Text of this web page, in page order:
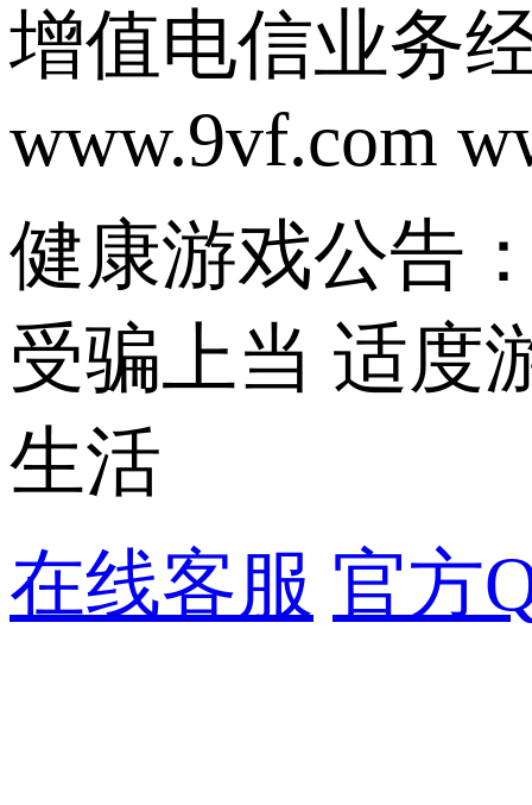
增值电信业务
www.9vf.com
健康游戏公告
受骗上当 适度
生活
在线客服 官方